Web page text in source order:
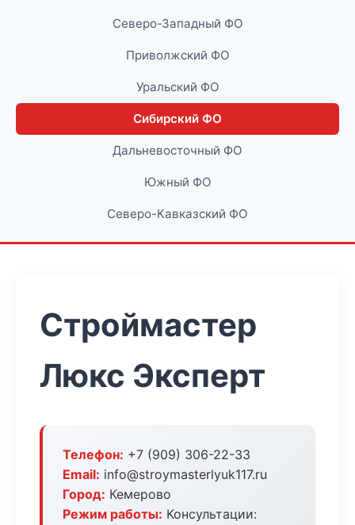
Северо-Западный ФО
Приволжский ФО
Уральский ФО
Сибирский ФО
Дальневосточный ФО
Южный ФО
Северо-Кавказский ФО
Строймастер
Люкс Эксперт
Телефон: +7 (909) 306-22-33
Email: info@stroymasterlyuk117.ru
Город: Кемерово
Режим работы: Консультации: